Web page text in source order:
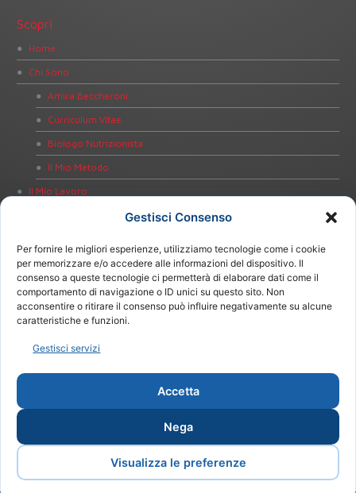
Gestisci Consenso
Per fornire le migliori esperienze, utilizziamo tecnologie come i cookie
per memorizzare e/o accedere alle informazioni del dispositivo. Il
consenso a queste tecnologie ci permetterà di elaborare dati come il
comportamento di navigazione o ID unici su questo sito. Non
acconsentire o ritirare il consenso può influire negativamente su alcune
caratteristiche e funzioni.
Gestisci servizi
Accetta
Nega
Visualizza le preferenze
Scopri
Home
Chi Sono
Amira Beccheroni
Curriculum Vitae
Biologo Nutrizionista
Il Mio Metodo
Il Mio Lavoro
Dieta Personalizzata
Bioimpedenziometria
Test Intolleranze Alimentari
Test Celiachia
Copyright 2012 Amira Beccheroni | Tutti i Diritti Riservati |